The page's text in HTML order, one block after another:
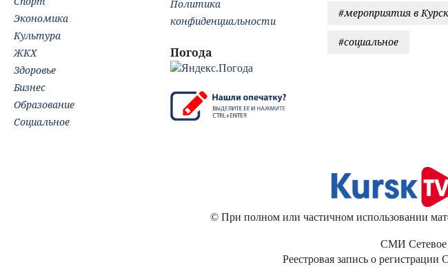
#мероприятия в
#социальное
Экономика
Культура
ЖКХ
Здоровье
Бизнес
Образование
Социальное
Политика
конфиденциальности
Погода
© При полном или частичном использовании
СМИ Сетевое
Реестровая запись о